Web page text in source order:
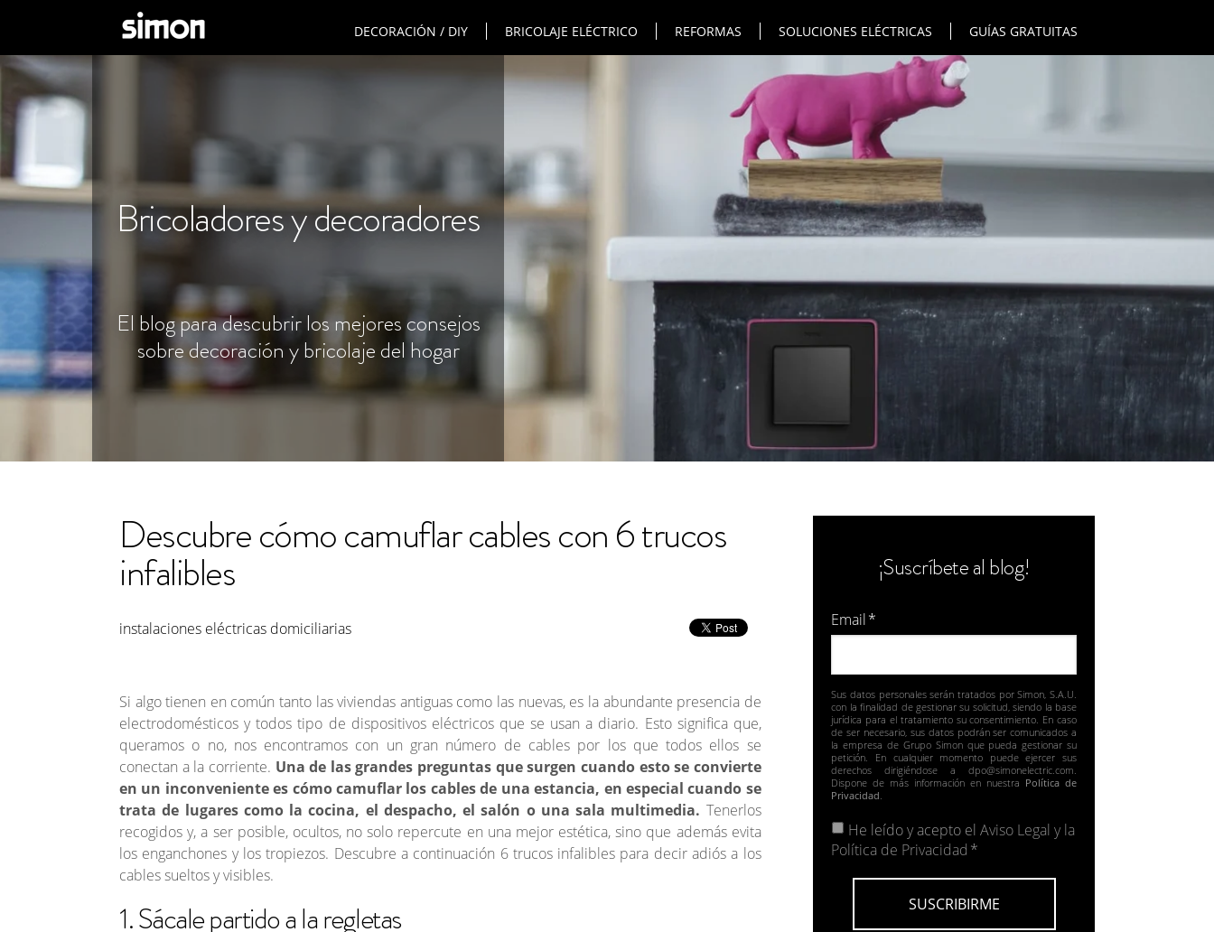
DECORACIÓN / DIY BRICOLAJE ELÉCTRICO REFORMAS SOLUCIONES ELÉCTRICAS GUÍAS GRATUITAS
Bricoladores y decoradores
El blog para descubrir los mejores consejos
sobre decoración y bricolaje del hogar
Descubre cómo camuflar cables con 6 trucos
infalibles
instalaciones eléctricas domiciliarias
Si algo tienen en común tanto las viviendas antiguas como las nuevas, es la abundante presencia de
electrodomésticos y todos tipo de dispositivos eléctricos que se usan a diario. Esto significa que,
queramos o no, nos encontramos con un gran número de cables por los que todos ellos se
conectan a la corriente. Una de las grandes preguntas que surgen cuando esto se convierte
en un inconveniente es cómo camuflar los cables de una estancia, en especial cuando se
trata de lugares como la cocina, el despacho, el salón o una sala multimedia. Tenerlos
recogidos y, a ser posible, ocultos, no solo repercute en una mejor estética, sino que además evita
los enganchones y los tropiezos. Descubre a continuación 6 trucos infalibles para decir adiós a los
cables sueltos y visibles.
1. Sácale partido a la regletas
¡Suscríbete al blog!
Email*
Sus datos personales serán tratados por Simon, S.A.U.
con la finalidad de gestionar su solicitud, siendo la base
jurídica para el tratamiento su consentimiento. En caso
de ser necesario, sus datos podrán ser comunicados a
la empresa de Grupo Simon que pueda gestionar su
petición. En cualquier momento puede ejercer sus
derechos dirigiéndose a dpo@simonelectric.com.
Dispone de más información en nuestra Política de
Privacidad.
He leído y acepto elAviso Legal y la
Política de Privacidad *